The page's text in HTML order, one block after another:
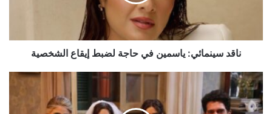
ناقد سينمائي: ياسمين في حاجة لضبط إيقاع الشخصية
سجن
مي
عمر